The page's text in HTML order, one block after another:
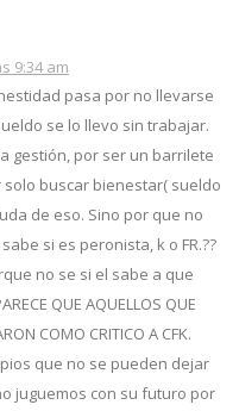
9:34 am
pasa por no llevarse
se lo llevo sin trabajar.
gestión, por ser un barrilete
buscar bienestar( sueldo
de eso. Sino por que no
si es peronista, k o FR.??
no se si el sabe a que
QUE AQUELLOS QUE
COMO CRITICO A CFK.
que no se pueden dejar
juguemos con su futuro por